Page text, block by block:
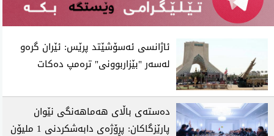
ئاژانسی ئەسۆشێتد پرێس: ئێران گرەو
لەسەر "بێزاربوونی" ترەمپ دەکات
دەستەی باڵای هەماهەنگی نێوان
پارێزگاکان: پڕۆژەی دابەشکردنی 1 ملیۆن